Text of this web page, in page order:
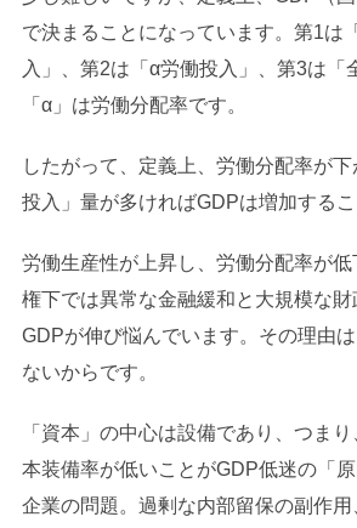
で決まることになっています。第1は
入」、第2は「α労働投入」、第3は「
「α」は労働分配率です。
したがって、定義上、労働分配率が
投入」量が多ければGDPは増加するこ
労働生産性が上昇し、労働分配率が
権下では異常な金融緩和と大規模な
GDPが伸び悩んでいます。その理由
ないからです。
「資本」の中心は設備であり、つま
本装備率が低いことがGDP低迷の「原
企業の問題。過剰な内部留保の副作